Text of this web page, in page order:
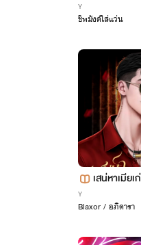
Y
ชิพมังค์ใส่แว่น
เสน่หาเมียเ
Y
Blaxor / อภิดารา